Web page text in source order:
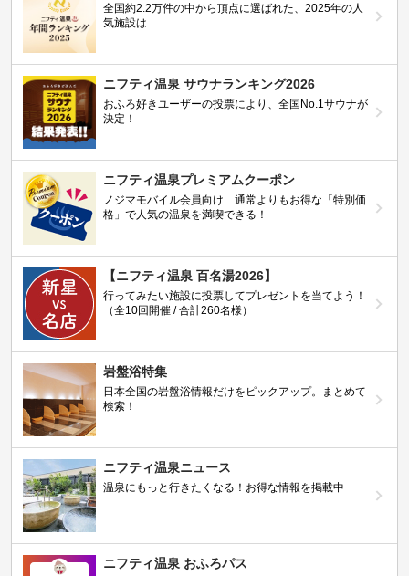
全国約2.2万件の中から頂点に選ばれた、2025年の人
気施設は…
ニフティ温泉 サウナランキング2026
おふろ好きユーザーの投票により、全国No.1サウナが
決定！
ニフティ温泉プレミアムクーポン
ノジマモバイル会員向け 通常よりもお得な「特別価
格」で人気の温泉を満喫できる！
【ニフティ温泉 百名湯2026】
行ってみたい施設に投票してプレゼントを当てよう！
（全10回開催 / 合計260名様）
岩盤浴特集
日本全国の岩盤浴情報だけをピックアップ。まとめて
検索！
ニフティ温泉ニュース
温泉にもっと行きたくなる！お得な情報を掲載中
ニフティ温泉 おふろパス